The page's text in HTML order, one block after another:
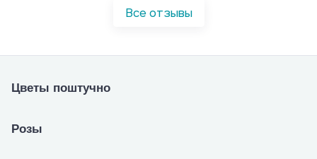
Все отзывы
Цветы поштучно
Розы